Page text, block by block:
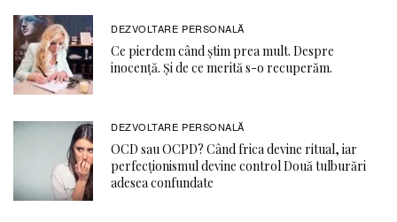
DEZVOLTARE PERSONALĂ
Ce pierdem când știm prea mult. Despre
inocență. Și de ce merită s-o recuperăm.
DEZVOLTARE PERSONALĂ
OCD sau OCPD? Când frica devine ritual, iar
perfecționismul devine control Două tulburări
adesea confundate